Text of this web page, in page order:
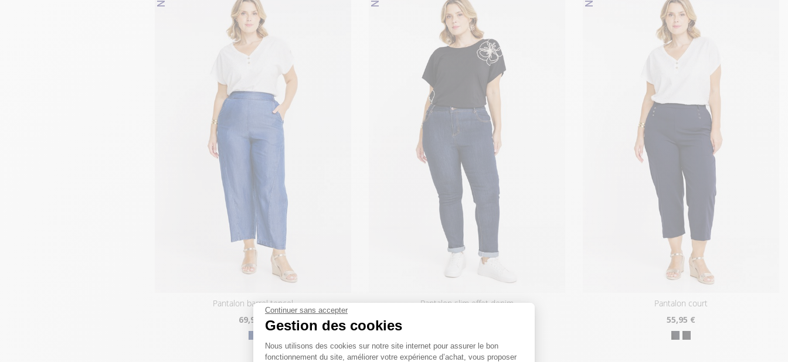
Continuer sans accepter
Gestion des cookies
Plateforme de Gestion du Consentement : Personnalisez vos Options
Nous utilisons des cookies sur notre site internet pour assurer le bon
fonctionnement du site, améliorer votre expérience d’achat, vous proposer
pantalon barrel tencel
69,95 €
pantalon slim effet denim
pantalon court
55,95 €